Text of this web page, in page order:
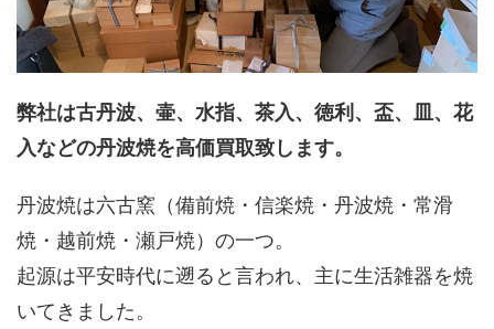
弊社は古丹波、壷、水指、茶入、徳利、盃、皿、花
入などの丹波焼を高価買取致します。
丹波焼は六古窯（備前焼・信楽焼・丹波焼・常滑
焼・越前焼・瀬戸焼）の一つ。
起源は平安時代に遡ると言われ、主に生活雑器を焼
いてきました。